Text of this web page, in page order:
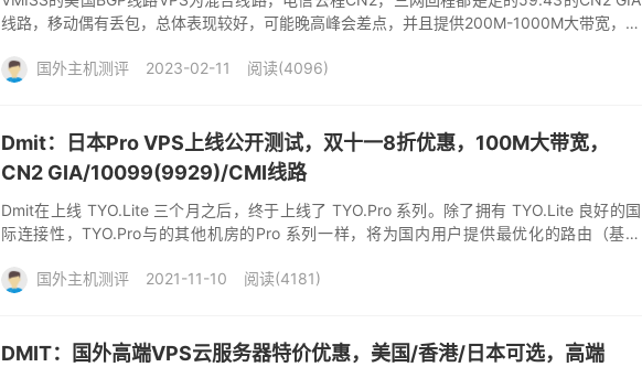
线路，移动偶有丢包，总体表现较好，可能晚高峰会差点，并且提供200M-1000M大带宽，入
国外主机测评
2023-02-11 阅读(4096)
Dmit：日本Pro VPS上线公开测试，双十一8折优惠，100M大带宽，
CN2 GIA/10099(9929)/CMI线路
Dmit在上线 TYO.Lite 三个月之后，终于上线了 TYO.Pro 系列。除了拥有 TYO.Lite 良好的国
际连接性，TYO.Pro与的其他机房的Pro 系列一样，将为国内用户提供最优化的路由（基于
国外主机测评
2021-11-10 阅读(4181)
DMIT：国外高端VPS云服务器特价优惠，美国/香港/日本可选，高端